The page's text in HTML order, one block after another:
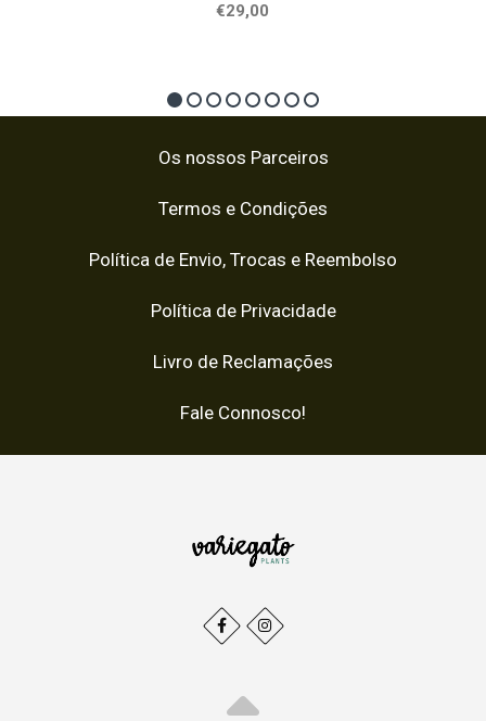
€29,00
Os nossos Parceiros
Termos e Condições
Política de Envio, Trocas e Reembolso
Política de Privacidade
Livro de Reclamações
Fale Connosco!